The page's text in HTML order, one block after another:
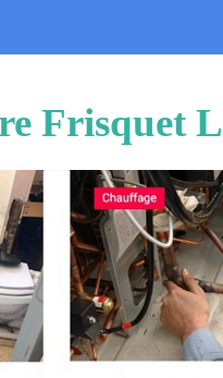
Frisquet